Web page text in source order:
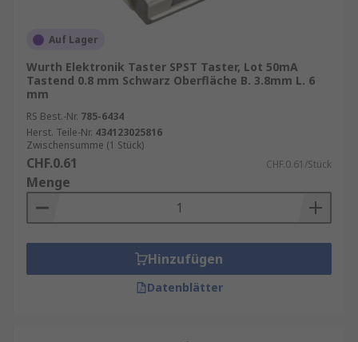
Auf Lager
Wurth Elektronik Taster SPST Taster, Lot 50mA
Tastend 0.8 mm Schwarz Oberfläche B. 3.8mm L. 6
mm
RS Best.-Nr. 785-6434
Herst. Teile-Nr. 434123025816
Zwischensumme (1 Stück)
CHF.0.61 CHF.0.61/Stück
Menge
Hinzufügen
Datenblätter